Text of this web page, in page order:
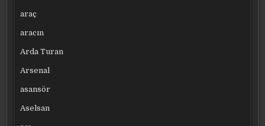
araç
aracın
Arda Turan
Arsenal
asansör
Aselsan